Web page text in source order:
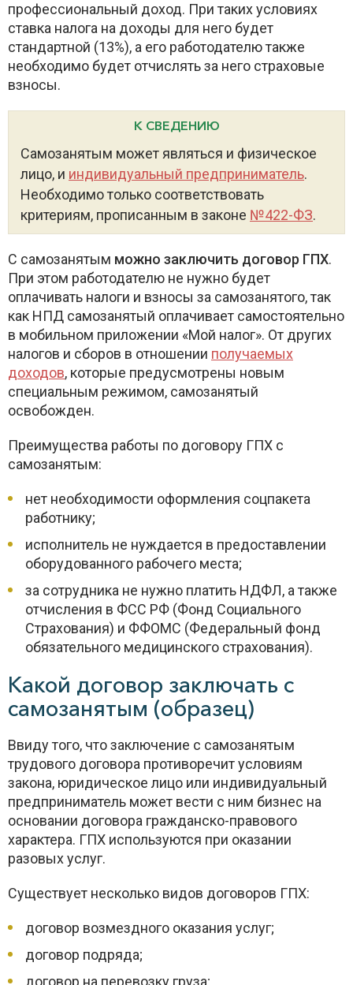
профессиональный доход. При таких условиях
ставка налога на доходы для него будет
стандартной (13%), а его работодателю также
необходимо будет отчислять за него страховые
взносы.
К СВЕДЕНИЮ
Самозанятым может являться и физическое
лицо, и индивидуальный предприниматель.
Необходимо только соответствовать
критериям, прописанным в законе №422-ФЗ.
С самозанятым можно заключить договор ГПХ.
При этом работодателю не нужно будет
оплачивать налоги и взносы за самозанятого, так
как НПД самозанятый оплачивает самостоятельно
в мобильном приложении «Мой налог». От других
налогов и сборов в отношении получаемых
доходов, которые предусмотрены новым
специальным режимом, самозанятый
освобожден.
Преимущества работы по договору ГПХ с
самозанятым:
нет необходимости оформления соцпакета
работнику;
исполнитель не нуждается в предоставлении
оборудованного рабочего места;
за сотрудника не нужно платить НДФЛ, а также
отчисления в ФСС РФ (Фонд Социального
Страхования) и ФФОМС (Федеральный фонд
обязательного медицинского страхования).
Какой договор заключать с
самозанятым (образец)
Ввиду того, что заключение с самозанятым
трудового договора противоречит условиям
закона, юридическое лицо или индивидуальный
предприниматель может вести с ним бизнес на
основании договора гражданско-правового
характера. ГПХ используются при оказании
разовых услуг.
Существует несколько видов договоров ГПХ:
договор возмездного оказания услуг;
договор подряда;
договор на перевозку груза;